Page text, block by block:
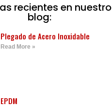
recientes en nuestro
blog:
Plegado de Acero Inoxidable
Read More »
EPDM